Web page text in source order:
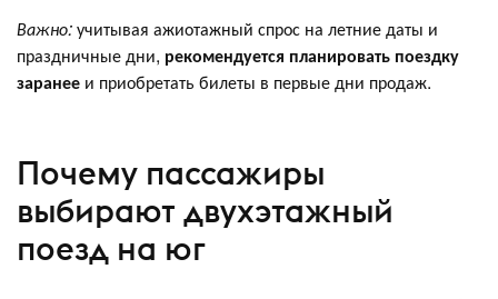
Важно:учитывая ажиотажный спрос на летние даты и
праздничные дни, рекомендуется планировать поездку
заранее и приобретать билеты в первые дни продаж.
Почему пассажиры
выбирают двухэтажный
поезд на юг